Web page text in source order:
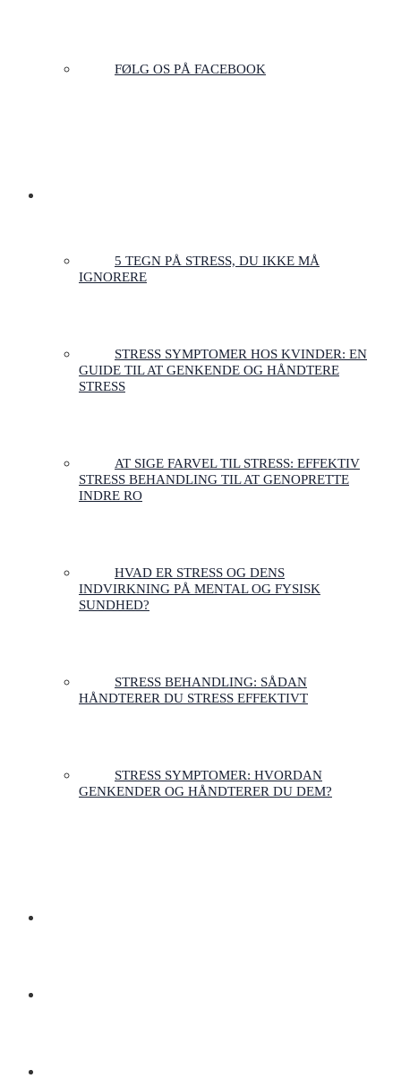
FØLG OS PÅ FACEBOOK
5 TEGN PÅ STRESS, DU IKKE MÅ
IGNORERE
STRESS SYMPTOMER HOS KVINDER: EN
GUIDE TIL AT GENKENDE OG HÅNDTERE
STRESS
AT SIGE FARVEL TIL STRESS: EFFEKTIV
STRESS BEHANDLING TIL AT GENOPRETTE
INDRE RO
HVAD ER STRESS OG DENS
INDVIRKNING PÅ MENTAL OG FYSISK
SUNDHED?
STRESS BEHANDLING: SÅDAN
HÅNDTERER DU STRESS EFFEKTIVT
STRESS SYMPTOMER: HVORDAN
GENKENDER OG HÅNDTERER DU DEM?